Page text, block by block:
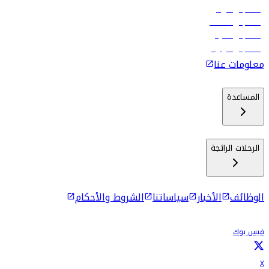
رحلات إلى الرياض
رحلات إلى مسقط
رحلات إلى ماليه
رحلات إلى كولومبو
معلومات عنا
المساعدة
الرحلات الرائجة
الوظائف الأخبار سياساتنا الشروط والأحكام
فيس بوك
X